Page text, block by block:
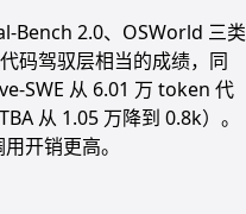
Bench 2.0、OSWorld 三类
码驾驭层相当的成绩，同
SWE 从 6.01 万 token 代
从 1.05 万降到 0.8k）。
开销更高。